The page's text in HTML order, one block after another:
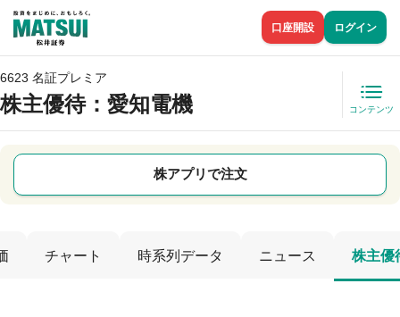
口座開設 ログイン
6623 名証プレミア
株主優待：愛知電機 コンテンツ
株アプリで注文
チャート 時系列データ ニュース 株主優